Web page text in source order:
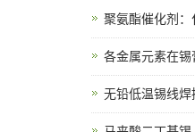
聚氨酯催化剂
各金属元素在锡
无铅低温锡线焊